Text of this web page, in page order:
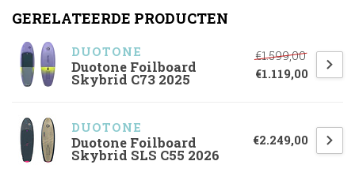
GERELATEERDE PRODUCTEN
DUOTONE
Duotone Foilboard
Skybrid C73 2025
€1.599,00
€1.119,00
DUOTONE
Duotone Foilboard
Skybrid SLS C55 2026
€2.249,00